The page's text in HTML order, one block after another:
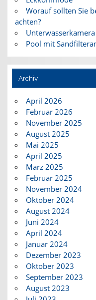
Worauf sollten Sie
achten?
Unterwasserkamera
Pool mit
Archiv
April 2026
Februar 2026
November 2025
August 2025
Mai 2025
April 2025
März 2025
Februar 2025
November 2024
Oktober 2024
August 2024
Juni 2024
April 2024
Januar 2024
Dezember 2023
Oktober 2023
September 2023
August 2023